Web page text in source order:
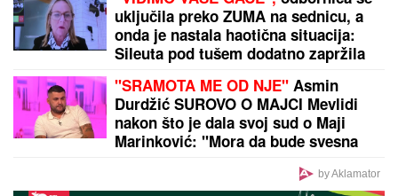
uključila preko ZUMA na sednicu, a
onda je nastala haotična situacija:
Sileuta pod tušem dodatno zapržila
"SRAMOTA ME OD NJE" Asmin
Durdžić SUROVO O MAJCI Mevlidi
nakon što je dala svoj sud o Maji
Marinković: "Mora da bude svesna
by Aklamator